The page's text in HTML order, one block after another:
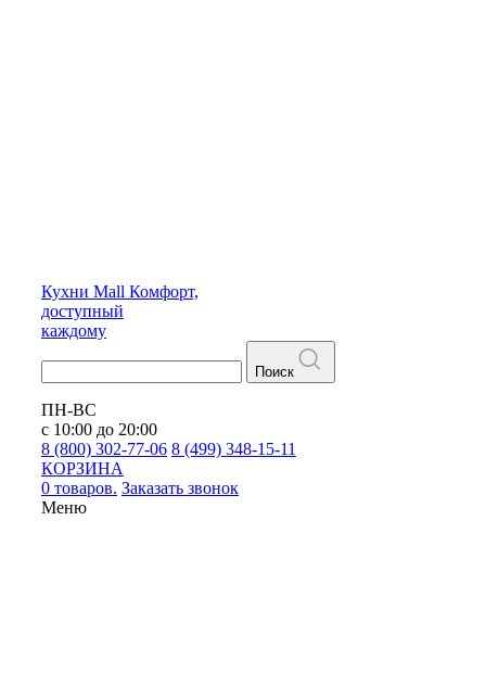
Кухни Mall Комфорт,
доступный
каждому
Поиск
ПН-ВС
с 10:00 до 20:00
8 (800) 302-77-06 8 (499) 348-15-11
КОРЗИНА
0 товаров. Заказать звонок
Меню